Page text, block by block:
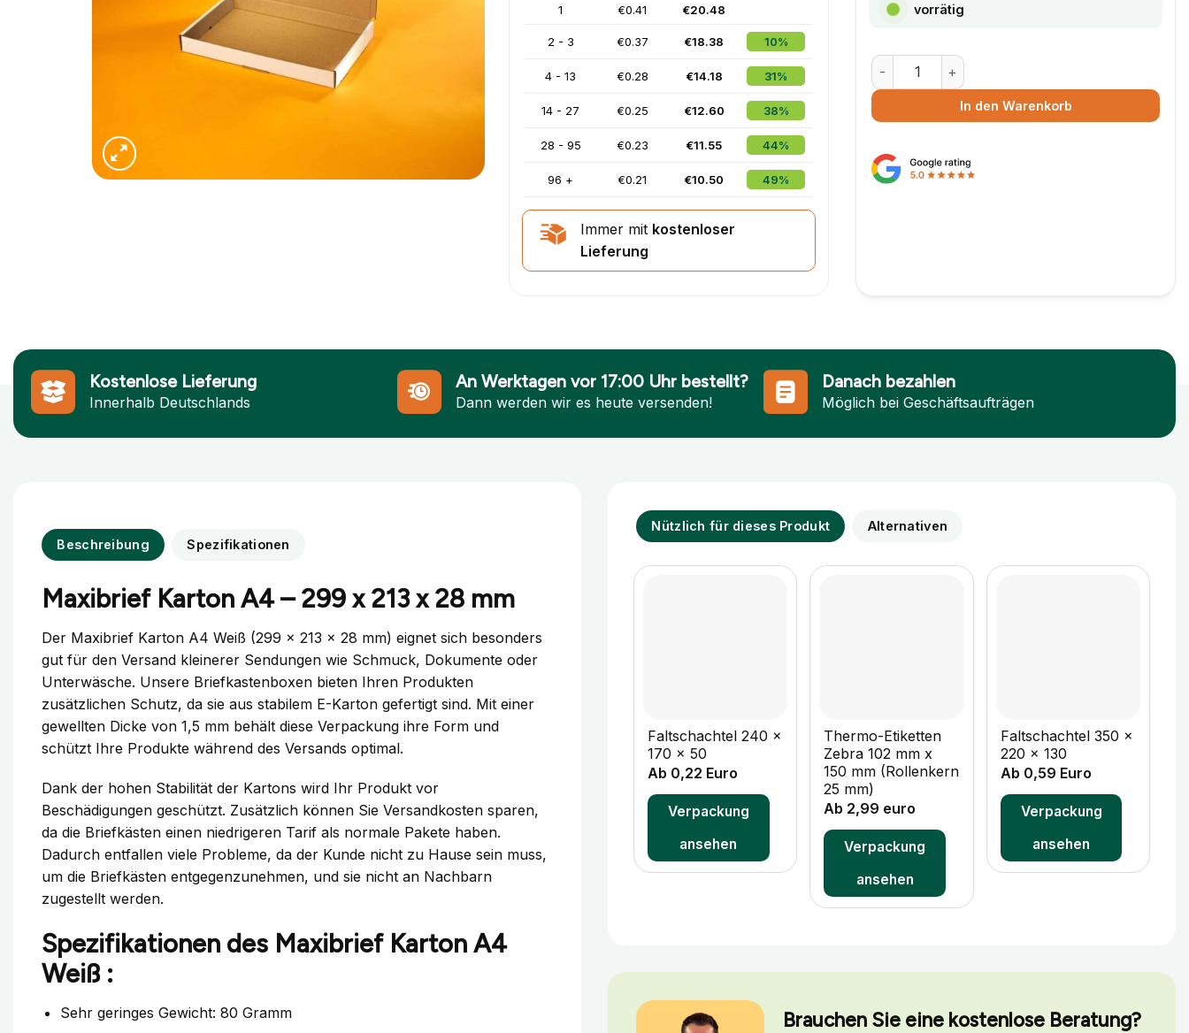
1 €0.41 €20.48
2 - 3 €0.37 €18.38 10%
4 - 13 €0.28 €14.18 31%
14 - 27 €0.25 €12.60 38%
28 - 95 €0.23 €11.55 44%
96 + €0.21 €10.50 49%
Immer mit kostenloser
Lieferung
vorrätig
Maxibrief Karton A4 Weiß (299 x 213 x 28 mm)
In den Warenkorb
Kostenlose Lieferung
Innerhalb Deutschlands
An Werktagen vor 17:00 Uhr bestellt?
Dann werden wir es heute versenden!
Danach bezahlen
Möglich bei Geschäftsaufträgen
Beschreibung Spezifikationen
Maxibrief Karton A4 – 299 x 213 x 28 mm
Der Maxibrief Karton A4 Weiß (299 x 213 x 28 mm) eignet sich besonders
gut für den Versand kleinerer Sendungen wie Schmuck, Dokumente oder
Unterwäsche. Unsere Briefkastenboxen bieten Ihren Produkten
zusätzlichen Schutz, da sie aus stabilem E-Karton gefertigt sind. Mit einer
gewellten Dicke von 1,5 mm behält diese Verpackung ihre Form und
schützt Ihre Produkte während des Versands optimal.
Dank der hohen Stabilität der Kartons wird Ihr Produkt vor
Beschädigungen geschützt. Zusätzlich können Sie Versandkosten sparen,
da die Briefkästen einen niedrigeren Tarif als normale Pakete haben.
Dadurch entfallen viele Probleme, da der Kunde nicht zu Hause sein muss,
um die Briefkästen entgegenzunehmen, und sie nicht an Nachbarn
zugestellt werden.
Spezifikationen des Maxibrief Karton A4
Weiß :
Sehr geringes Gewicht: 80 Gramm
Nützlich für dieses Produkt Alternativen
Faltschachtel 240 x
170 x 50
Ab 0,22 Euro
Verpackung
ansehen
Thermo-Etiketten
Zebra 102 mm x
150 mm (Rollenkern
25 mm)
Ab 2,99 euro
Verpackung
ansehen
Faltschachtel 350 x
220 x 130
Ab 0,59 Euro
Verpackung
ansehen
Brauchen Sie eine kostenlose Beratung?